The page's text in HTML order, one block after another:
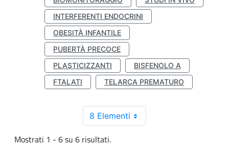
INTERFERENTI ENDOCRINI
OBESITÀ INFANTILE
PUBERTÀ PRECOCE
PLASTICIZZANTI
BISFENOLO A
FTALATI
TELARCA PREMATURO
8 Elementi
Mostrati 1 - 6 su 6 risultati.